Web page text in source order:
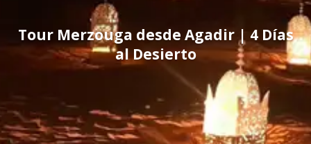
Tour Merzouga desde Agadir | 4 Días
al Desierto